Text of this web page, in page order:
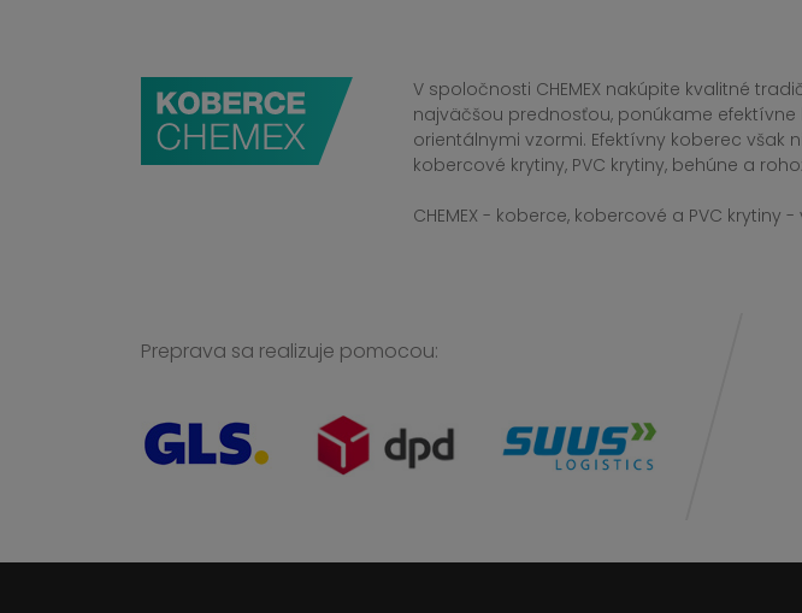
V spoločnosti CHEMEX nakúpite kvalitné
najväčšou prednosťou, ponúkame
orientálnymi vzormi. Efektívny koberec
kobercové krytiny, PVC krytiny, behúne a
CHEMEX - koberce, kobercové a PVC krytiny
Preprava sa realizuje pomocou: